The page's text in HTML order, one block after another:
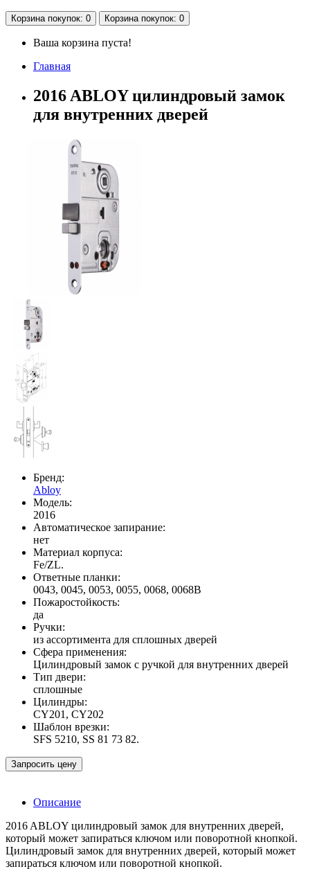
Корзинапокупок: 0 Корзинапокупок: 0
Ваша корзина пуста!
Главная
2016 ABLOY цилиндровый замок
для внутренних дверей
Бренд:
Abloy
Модель:
2016
Автоматическое запирание:
нет
Материал корпуса:
Fe/ZL.
Ответные планки:
0043, 0045, 0053, 0055, 0068, 0068B
Пожаростойкость:
да
Ручки:
из ассортимента для сплошных дверей
Сфера применения:
Цилиндровый замок с ручкой для внутренних дверей
Тип двери:
сплошные
Цилиндры:
CY201, CY202
Шаблон врезки:
SFS 5210, SS 81 73 82.
Запросить цену
Описание
2016 ABLOY цилиндровый замок для внутренних дверей,
который может запираться ключом или поворотной кнопкой.
Цилиндровый замок для внутренних дверей, который может
запираться ключом или поворотной кнопкой.